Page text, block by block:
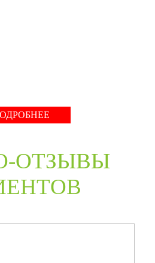
ОТЗЫВЫ